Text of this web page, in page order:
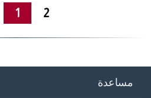
1 2
مساعدة